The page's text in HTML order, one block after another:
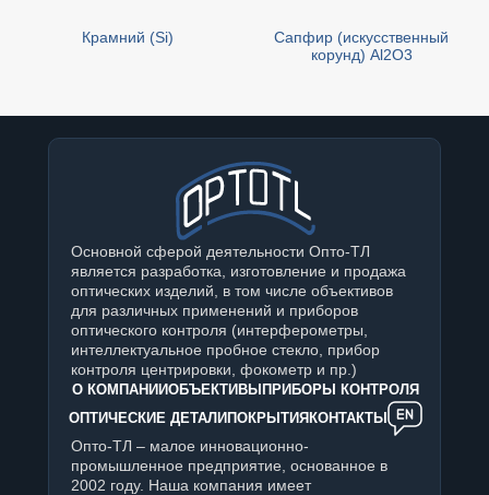
Крамний (Si)
Сапфир (искусственный
корунд) Al2O3
Основной сферой деятельности Опто-ТЛ
является разработка, изготовление и продажа
оптических изделий, в том числе объективов
для различных применений и приборов
оптического контроля (интерферометры,
интеллектуальное пробное стекло, прибор
контроля центрировки, фокометр и пр.)
О КОМПАНИИОБЪЕКТИВЫ ПРИБОРЫ КОНТРОЛЯ
ОПТИЧЕСКИЕ ДЕТАЛИ ПОКРЫТИЯ КОНТАКТЫ
Опто-ТЛ – малое инновационно-
промышленное предприятие, основанное в
2002 году. Наша компания имеет